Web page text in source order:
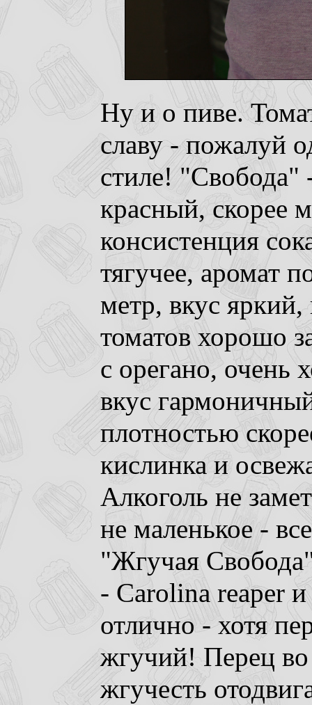
Ну и о пиве.
славу - пожалуй
стиле! "Свобода"
красный, скорее
консистенция
тягучее, аромат
метр, вкус
томатов хорошо
с орегано, очень
вкус
плотностью
кислинка и
Алкоголь не
не маленькое -
"Жгучая
- Carolina reaper
отлично - хотя
жгучий! Перец во
жгучесть